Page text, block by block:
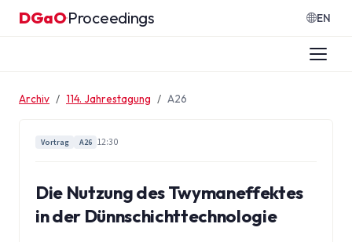
Zum Inhalt springen
DGaO·Proceedings EN
Archiv 114. Jahrestagung A26
Vortrag A26 12:30
Die Nutzung des Twymaneffektes
in der Dünnschichttechnologie